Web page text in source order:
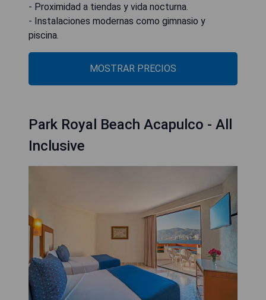
- Proximidad a tiendas y vida nocturna.
- Instalaciones modernas como gimnasio y
piscina.
MOSTRAR PRECIOS
Park Royal Beach Acapulco - All
Inclusive